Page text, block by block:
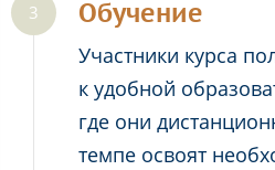
Обучение
Участники курса
к удобной
где они
темпе освоят